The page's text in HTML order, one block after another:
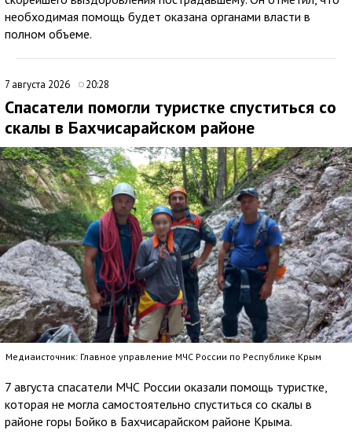
необходимая помощь будет оказана органами власти в
полном объеме.
7 августа 2026 20:28
Спасатели помогли туристке спуститься со
скалы в Бахчисарайском районе
Медиаисточник: Главное управление МЧС России по Республике Крым
7 августа спасатели МЧС России оказали помощь туристке,
которая не могла самостоятельно спуститься со скалы в
районе горы Бойко в Бахчисарайском районе Крыма.